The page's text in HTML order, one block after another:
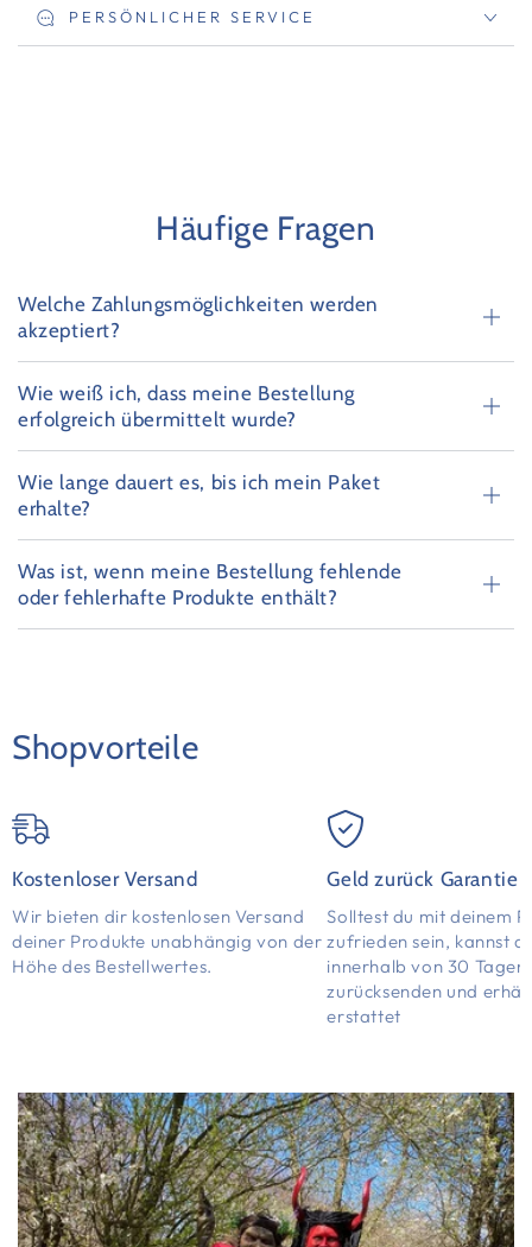
PERSÖNLICHER SERVICE
Häufige Fragen
Welche Zahlungsmöglichkeiten werden
akzeptiert?
Wie weiß ich, dass meine Bestellung
erfolgreich übermittelt wurde?
Wie lange dauert es, bis ich mein Paket
erhalte?
Was ist, wenn meine Bestellung fehlende
oder fehlerhafte Produkte enthält?
Shopvorteile
Kostenloser Versand
Wir bieten dir kostenlosen Versand
deiner Produkte unabhängig von der
Höhe des Bestellwertes.
Geld zurück Garantie
Solltest du mit deinem
zufrieden sein, kannst
innerhalb von 30 Tagen
zurücksenden und
erstattet